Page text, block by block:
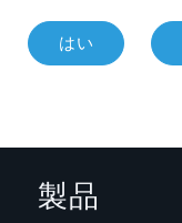
はい
製品